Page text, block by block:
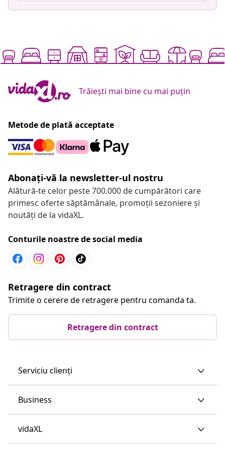
Trăiești mai bine cu mai puțin
Metode de plată acceptate
Abonați-vă la newsletter-ul nostru
Alătură-te celor peste 700.000 de cumpărători care
primesc oferte săptămânale, promoții sezoniere și
noutăți de la vidaXL.
Conturile noastre de social media
Retragere din contract
Trimite o cerere de retragere pentru comanda ta.
Retragere din contract
Serviciu clienți
Business
vidaXL